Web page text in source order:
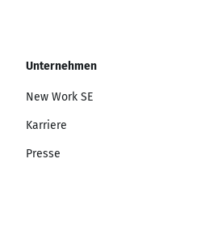
Unternehmen
New Work SE
Karriere
Presse